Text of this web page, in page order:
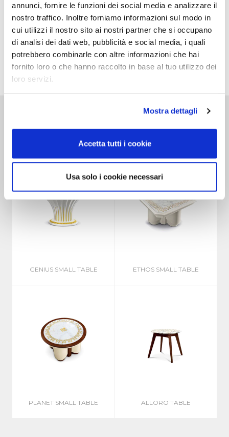
annunci, fornire le funzioni dei social media e analizzare il
nostro traffico. Inoltre forniamo informazioni sul modo in
cui utilizzi il nostro sito ai nostri partner che si occupano
di analisi dei dati web, pubblicità e social media, i quali
potrebbero combinarle con altre informazioni che hai
fornito loro o che hanno raccolto in base al tuo utilizzo dei
loro servizi.
Mostra dettagli
Accetta tutti i cookie
Usa solo i cookie necessari
SCHEDA TECNICA
ADD TO WISHLIST
Prodotti Correlati
GENIUS SMALL TABLE ETHOS SMALL TABLE
PLANET SMALL TABLE ALLORO TABLE